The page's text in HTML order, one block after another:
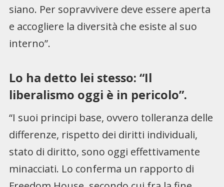
siano. Per sopravvivere deve essere aperta
e accogliere la diversità che esiste al suo
interno”.
Lo ha detto lei stesso: “Il
liberalismo oggi è in pericolo”.
“I suoi principi base, ovvero tolleranza delle
differenze, rispetto dei diritti individuali,
stato di diritto, sono oggi effettivamente
minacciati. Lo conferma un rapporto di